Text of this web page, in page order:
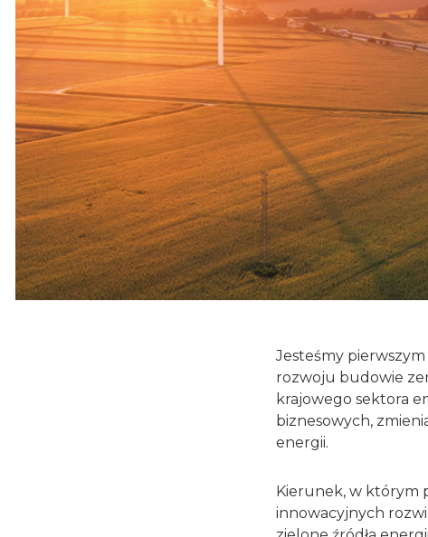
Jesteśmy
rozwoju budowie
krajowego sektora
biznesowych,
energii.
Kierunek, w którym
innowacyjnych